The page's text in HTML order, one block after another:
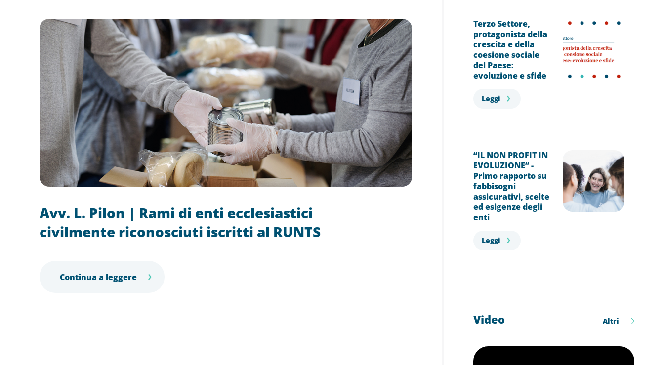
Avv. L. Pilon | Rami di enti ecclesiastici
civilmente riconosciuti iscritti al RUNTS
Continua a leggere
Terzo Settore,
protagonista della
crescita e della
coesione sociale
del Paese:
evoluzione e sfide
Leggi
“IL NON PROFIT IN
EVOLUZIONE” -
Primo rapporto su
fabbisogni
assicurativi, scelte
ed esigenze degli
enti
Leggi
Video Altri